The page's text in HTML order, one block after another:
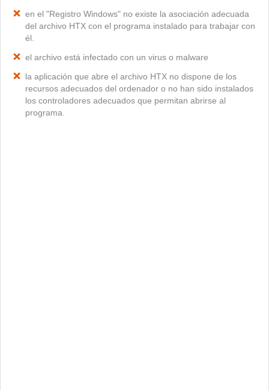
en el "Registro Windows" no existe la asociación adecuada
del archivo HTX con el programa instalado para trabajar con
él.
el archivo está infectado con un virus o malware
la aplicación que abre el archivo HTX no dispone de los
recursos adecuados del ordenador o no han sido instalados
los controladores adecuados que permitan abrirse al
programa.